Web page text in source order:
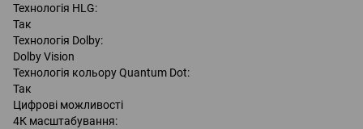
Технологія HLG:
Так
Технологія Dolby:
Dolby Vision
Технологія кольору Quantum Dot:
Так
Цифрові можливості
4К масштабування: